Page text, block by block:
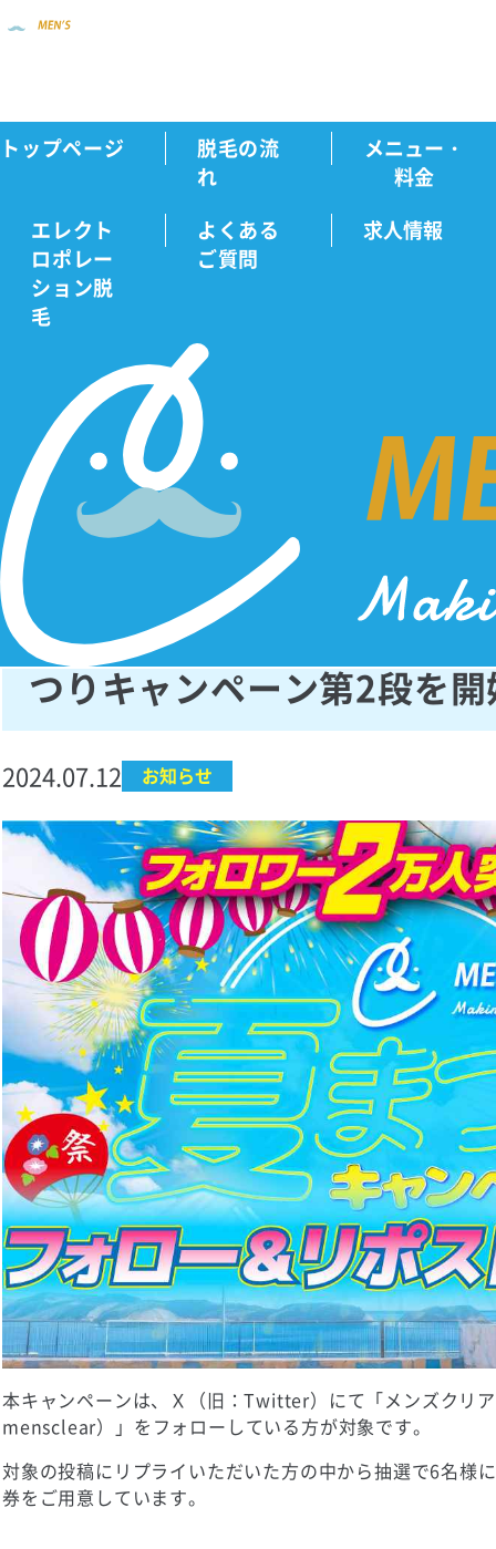
トップページ
脱毛の流
れ
メニュー・
料金
エレクト
ロポレー
ション脱
毛
よくある
ご質問
求人情報
Home 新着情報 【X限定】フォロワー2万人到達...
【X限定】フォロワー2万人
つりキャンペーン第2段を
2024.07.12 お知らせ
本キャンペーンは、Ｘ（旧：Twitter）にて「メンズクリ
mensclear）」をフォローしている方が対象です。
対象の投稿にリプライいただいた方の中から抽選で6名様
券をご用意しています。